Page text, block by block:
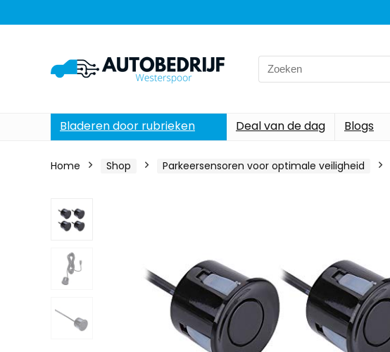
Search
for:
Bladeren door rubrieken Deal van de dag Blogs
Home Shop Parkeersensoren voor optimale veiligheid